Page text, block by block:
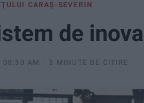
CARAŞ-SEVERIN
de
08:30 AM 3 MINUTE DE CITIRE